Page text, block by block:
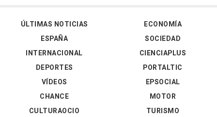
ÚLTIMAS NOTICIAS
ESPAÑA
INTERNACIONAL
DEPORTES
VÍDEOS
ECONOMÍA
SOCIEDAD
CIENCIAPLUS
PORTALTIC
EPSOCIAL
CHANCE
CULTURAOCIO
MOTOR
TURISMO